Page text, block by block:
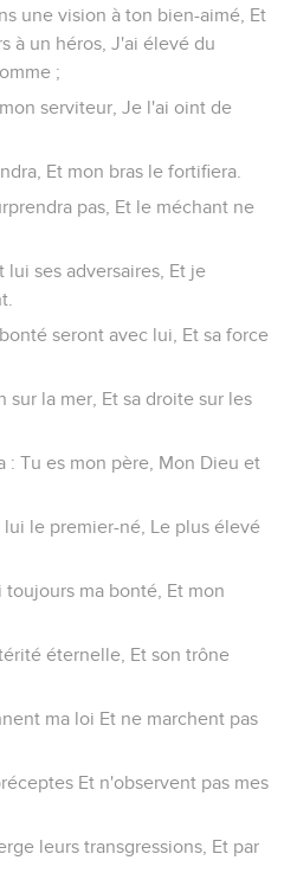
une vision à ton bien-aimé, Et
à un héros, J'ai élevé du
;
serviteur, Je l'ai oint de
Et mon bras le fortifiera.
pas, Et le méchant ne
lui ses adversaires, Et je
seront avec lui, Et sa force
sur la mer, Et sa droite sur les
: Tu es mon père, Mon Dieu et
lui le premier-né, Le plus élevé
ma bonté, Et mon
éternelle, Et son trône
ma loi Et ne marchent pas
Et n'observent pas mes
leurs transgressions, Et par